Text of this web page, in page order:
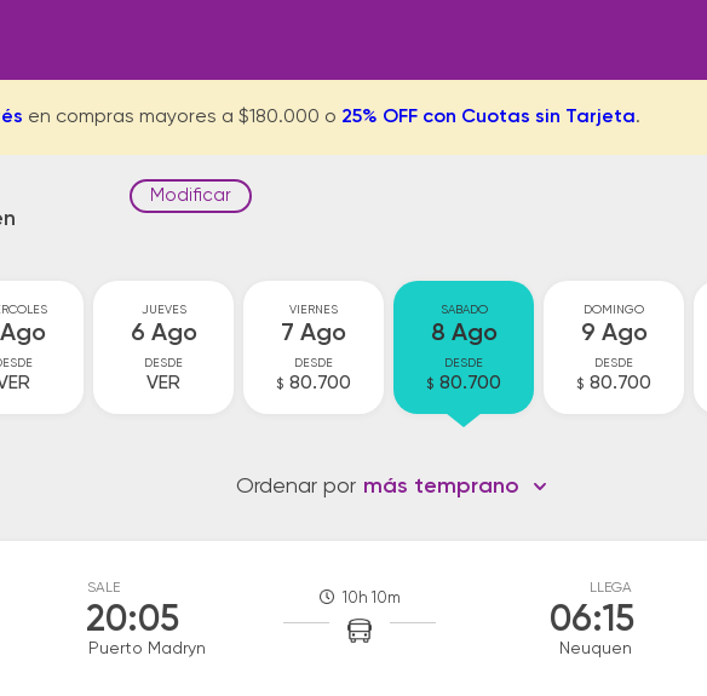
en compras mayores a $180.000 o 25% OFF con Cuotas sin Tarjeta.
Modificar
JUEVES
6 Ago
DESDE
VER
VIERNES
7 Ago
DESDE
$ 80.700
SABADO
8 Ago
DESDE
$ 80.700
DOMINGO
9 Ago
DESDE
$ 80.700
Ordenar por más temprano
SALE
20:05
Puerto Madryn
10h 10m
LLEGA
06:15
Neuquen